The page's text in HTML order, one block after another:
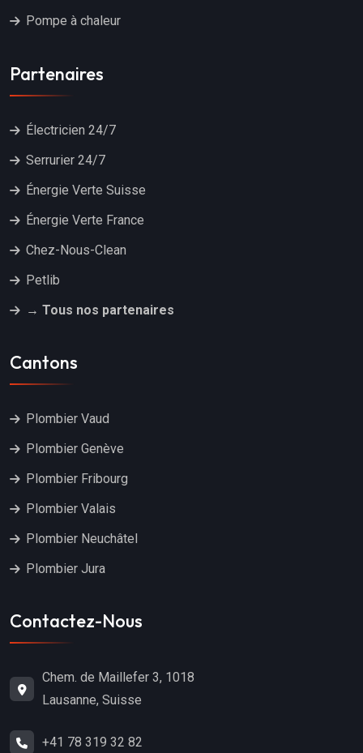
Pompe à chaleur
Partenaires
Électricien 24/7
Serrurier 24/7
Énergie Verte Suisse
Énergie Verte France
Chez-Nous-Clean
Petlib
→ Tous nos partenaires
Cantons
Plombier Vaud
Plombier Genève
Plombier Fribourg
Plombier Valais
Plombier Neuchâtel
Plombier Jura
Contactez-Nous
Chem. de Maillefer 3, 1018
Lausanne, Suisse
+41 78 319 32 82